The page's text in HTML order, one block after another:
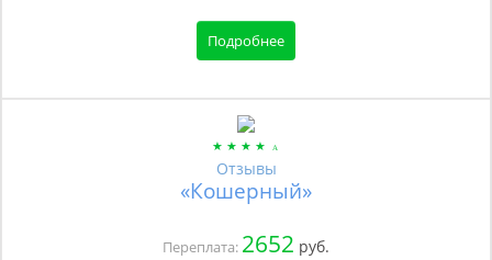
Подробнее
Отзывы
«Кошерный»
Переплата: 2652 руб.